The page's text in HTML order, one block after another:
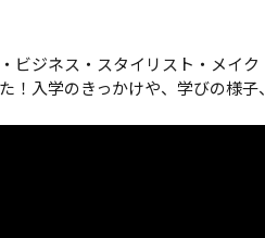
ビジネス・スタイリスト・メイ
！入学のきっかけや、学びの様